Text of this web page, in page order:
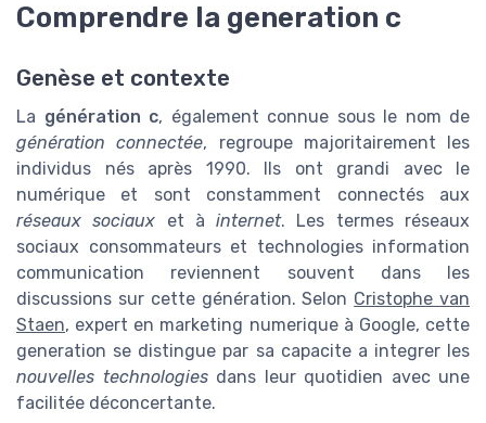
Comprendre la generation c
Genèse et contexte
La génération c, également connue sous le nom de
génération connectée, regroupe majoritairement les
individus nés après 1990. Ils ont grandi avec le
numérique et sont constamment connectés aux
réseaux sociaux et àinternet. Les termes réseaux
sociaux consommateurs et technologies information
communication reviennent souvent dans les
discussions sur cette génération. Selon Cristophe van
Staen, expert en marketing numerique à Google, cette
generation se distingue par sa capacite a integrer les
nouvelles technologiesdans leur quotidien avec une
facilitée déconcertante.